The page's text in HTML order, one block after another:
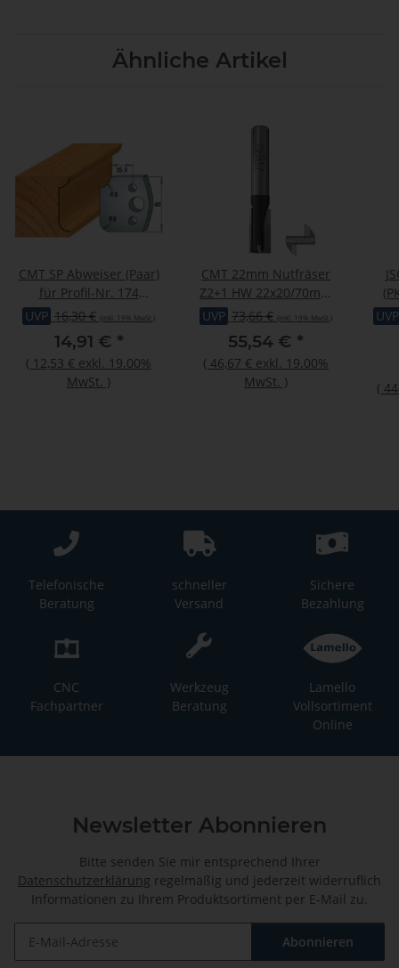
Ähnliche Artikel
CMT SP Abweiser (Paar)
für Profil-Nr. 174
(C690.174, 40 mm)
UVP 16,30 € (inkl. 19% MwSt.)
14,91 € *
( 12,53 € exkl. 19.00%
MwSt. )
CMT 22mm Nutfräser
Z2+1 HW 22x20/70mm
Schaft 8mm mit
Bohrschneide
UVP 73,66 € (inkl. 19% MwSt.)
55,54 € *
( 46,67 € exkl. 19.00%
MwSt. )
UVP
(
Telefonische
Beratung
schneller
Versand
Sichere
Bezahlung
CNC
Fachpartner
Werkzeug
Beratung
Lamello
Vollsortiment
Online
Newsletter Abonnieren
Bitte senden Sie mir entsprechend Ihrer
Datenschutzerklärung regelmäßig und jederzeit widerruflich
Informationen zu Ihrem Produktsortiment per E-Mail zu.
Abonnieren